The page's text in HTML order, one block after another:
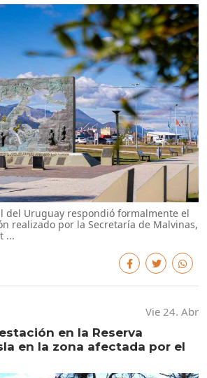
del Uruguay respondió formalmente el
realizado por la Secretaría de Malvinas,
...
Vie 24. Abr
en la Reserva
en la zona afectada por el